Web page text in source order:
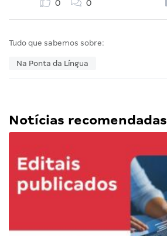
0 0
Tudo que sabemos sobre:
Na Ponta da Língua
Notícias recomendadas